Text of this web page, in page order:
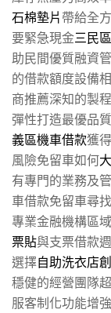
石棉墊片帶給全
要緊急現金三民
助民間優質融資
的借款額度設備
商推薦深知的製
彈性打造最優品
義區機車借款獲
風險免留車如何
有專門的業務及
車借款免留車尋
專業金融機構區
票貼與支票借款
選擇自助洗衣店
穩健的經營團隊
服客制化功能增